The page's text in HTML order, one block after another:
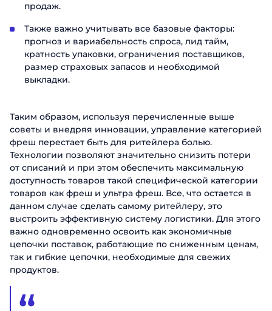
продаж.
Также важно учитывать все базовые факторы:
прогноз и вариабельность спроса, лид тайм,
кратность упаковки, ограничения поставщиков,
размер страховых запасов и необходимой
выкладки.
Таким образом, используя перечисленные выше
советы и внедряя инновации, управление категорией
фреш перестает быть для ритейлера болью.
Технологии позволяют значительно снизить потери
от списаний и при этом обеспечить максимальную
доступность товаров такой специфической категории
товаров как фреш и ультра фреш. Все, что остается в
данном случае сделать самому ритейлеру, это
выстроить эффективную систему логистики. Для этого
важно одновременно освоить как экономичные
цепочки поставок, работающие по сниженным ценам,
так и гибкие цепочки, необходимые для свежих
продуктов.